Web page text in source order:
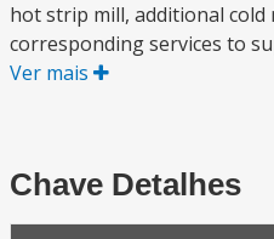
hot strip mill, additional cold
corresponding services to
Ver mais
Chave Detalhes